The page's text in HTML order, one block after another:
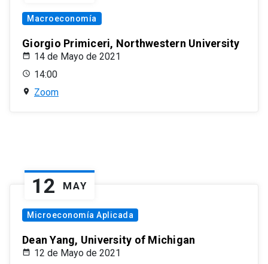
Macroeconomía
Giorgio Primiceri, Northwestern University
14 de Mayo de 2021
14:00
Zoom
12 MAY
Microeconomía Aplicada
Dean Yang, University of Michigan
12 de Mayo de 2021